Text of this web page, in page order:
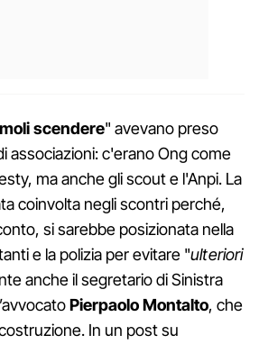
scendere" avevano preso
associazioni: c'erano Ong come
ma anche gli scout e l'Anpi. La
coinvolta negli scontri perché,
si sarebbe posizionata nella
e la polizia per evitare "ulteriori
anche il segretario di Sinistra
Pierpaolo Montalto, che
In un post su